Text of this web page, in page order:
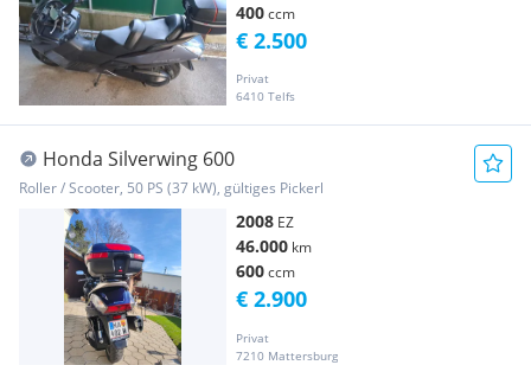
400ccm
Privat
6410 Telfs
€ 2.500
Honda Silverwing 600
Roller / Scooter, 50 PS (37 kW), gültiges Pickerl
2008 EZ
46.000 km
600ccm
Privat
7210 Mattersburg
€ 2.900